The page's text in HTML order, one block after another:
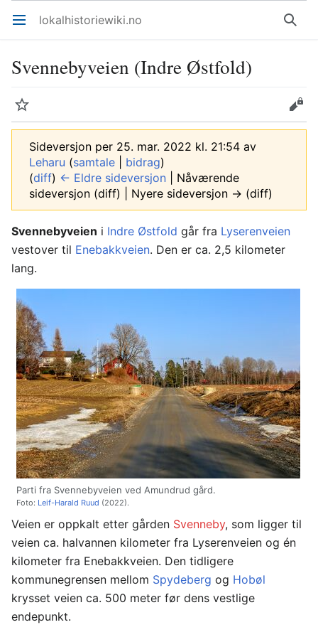
Åpne hovedmenyen lokalhistoriewiki.no Søk
Svennebyveien (Indre Østfold)
Overvåk Rediger
Sideversjon per 25. mar. 2022 kl. 21:54 av
Leharu (samtale bidrag)
(diff) ← Eldre sideversjon | Nåværende
sideversjon (diff) | Nyere sideversjon → (diff)
Svennebyveien i Indre Østfold går fra Lyserenveien
vestover til Enebakkveien. Den er ca. 2,5 kilometer
lang.
Parti fra Svennebyveien ved Amundrud gård.
Foto: Leif-Harald Ruud (2022).
Veien er oppkalt etter gården Svenneby, som ligger til
veien ca. halvannen kilometer fra Lyserenveien og én
kilometer fra Enebakkveien. Den tidligere
kommunegrensen mellom Spydeberg og Hobøl
krysset veien ca. 500 meter før dens vestlige
endepunkt.